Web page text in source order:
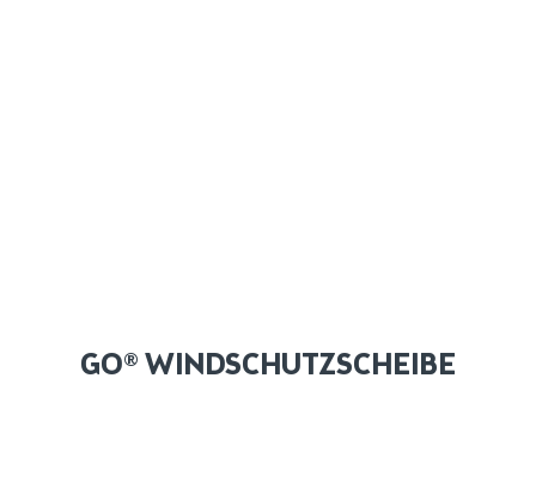
GO® WINDSCHUTZSCHEIBE